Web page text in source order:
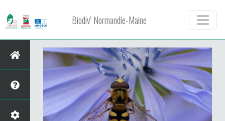
Biodiv' Normandie-Maine